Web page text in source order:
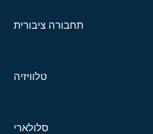
תחבורה ציבורית
טלוויזיה
סלולארי